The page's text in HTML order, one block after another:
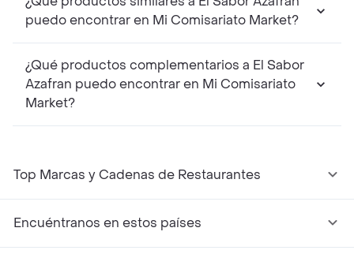
puedo encontrar en Mi Comisariato Market?
¿Qué productos complementarios a El Sabor
Azafran puedo encontrar en Mi Comisariato
Market?
Top Marcas y Cadenas de Restaurantes
Encuéntranos en estos países